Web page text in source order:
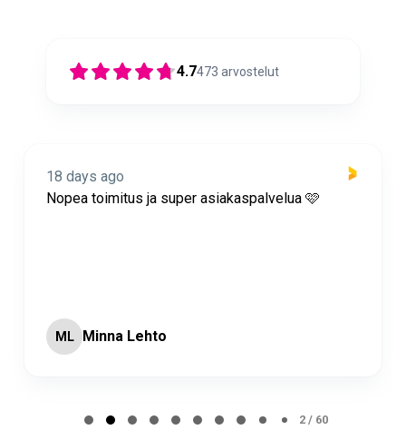
4.7473 arvostelut
18 days ago
Nopea toimitus ja super asiakaspalvelua 🩷
ML Minna Lehto
2 / 60